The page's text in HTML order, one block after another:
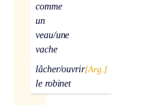
comme
un
veau/une
vache
lâcher/ouvrir
le robinet
[Arg.]